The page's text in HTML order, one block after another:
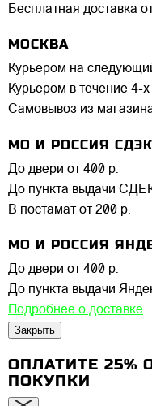
Бесплатная доставка
МОСКВА
Курьером на
Курьером в течение 4-х
Самовывоз из
МО И РОССИЯ СДЭК
До двери от 400 р.
До пункта выдачи
В постамат от 200 р.
МО И РОССИЯ
До двери от 400 р.
До пункта выдачи
Подробнее о доставке
Закрыть
ОПЛАТИТЕ 25%
ПОКУПКИ